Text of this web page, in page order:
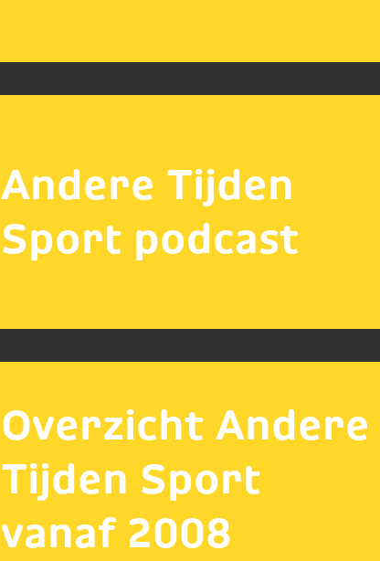
Andere Tijden
Sport podcast
Overzicht Andere
Tijden Sport
vanaf 2008